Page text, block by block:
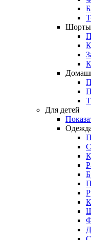
Шорты
Для детей